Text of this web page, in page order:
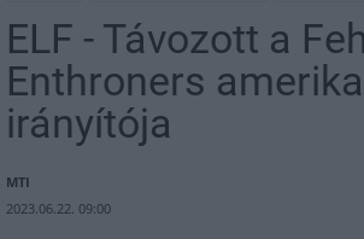
ELF - Távozott a
Enthroners
irányítója
MTI
2023.06.22. 09:00